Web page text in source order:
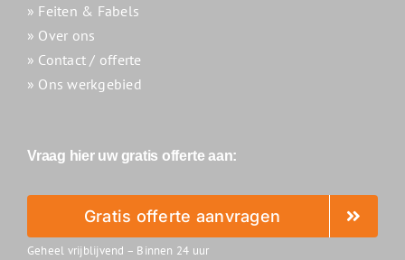
» Feiten & Fabels
» Over ons
» Contact / offerte
» Ons werkgebied
Vraag hier uw gratis offerte aan:
Gratis offerte aanvragen
Geheel vrijblijvend – Binnen 24 uur